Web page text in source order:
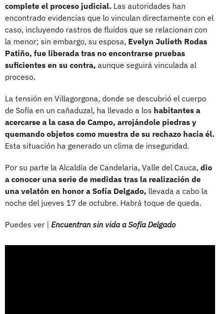
complete el proceso judicial. Las autoridades han
encontrado evidencias que lo vinculan directamente con el
caso, incluyendo rastros de fluidos que se relacionan con
la menor; sin embargo, su esposa, Evelyn Julieth Rodas
Patiño, fue liberada tras no encontrarse pruebas
suficientes en su contra, aunque seguirá vinculada al
proceso.
La tensión en Villagorgona, donde se descubrió el cuerpo
de Sofía en un cañaduzal, ha llevado a los habitantes a
acercarse a la casa de Campo, arrojándole piedras y
quemando objetos como muestra de su rechazo hacia él.
Esta situación ha generado un clima de inseguridad.
Por su parte la Alcaldía de Candelaria, Valle del Cauca, dio
a conocer una serie de medidas tras la realización de
una velatón en honor a Sofía Delgado, llevada a cabo la
noche del jueves 17 de octubre. Habrá toque de queda.
Puedes ver | Encuentran sin vida a Sofía Delgado